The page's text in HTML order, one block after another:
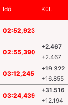
Idő Kül.
02:52,923
02:55,390
+2.467
+2.467
03:12,245
+19.322
+16.855
03:24,439
+31.516
+12.194